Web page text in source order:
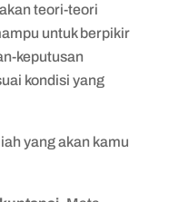
teori-teori
untuk berpikir
keputusan
kondisi yang
yang akan kamu